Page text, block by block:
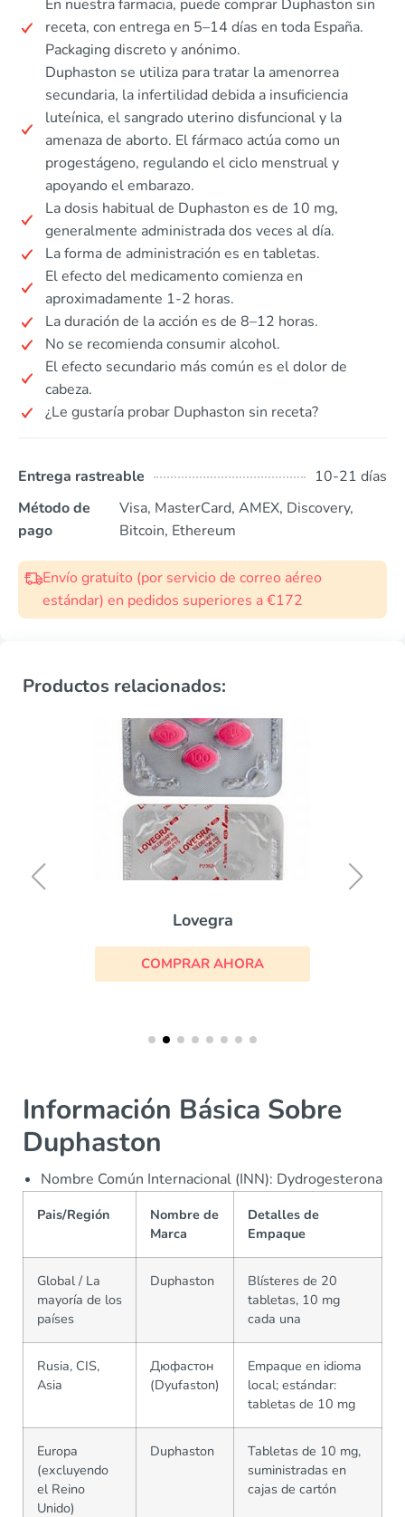
En nuestra farmacia, puede comprar Duphaston sin
receta, con entrega en 5–14 días en toda España.
Packaging discreto y anónimo.
Duphaston se utiliza para tratar la amenorrea
secundaria, la infertilidad debida a insuficiencia
luteínica, el sangrado uterino disfuncional y la
amenaza de aborto. El fármaco actúa como un
progestágeno, regulando el ciclo menstrual y
apoyando el embarazo.
La dosis habitual de Duphaston es de 10 mg,
generalmente administrada dos veces al día.
La forma de administración es en tabletas.
El efecto del medicamento comienza en
aproximadamente 1-2 horas.
La duración de la acción es de 8–12 horas.
No se recomienda consumir alcohol.
El efecto secundario más común es el dolor de
cabeza.
¿Le gustaría probar Duphaston sin receta?
Entrega rastreable
10-21 días
Método de
pago
Visa, MasterCard, AMEX, Discovery,
Bitcoin, Ethereum
Envío gratuito (por servicio de correo aéreo
estándar) en pedidos superiores a €172
Productos relacionados:
Lovegra
COMPRAR AHORA
Información Básica Sobre
Duphaston
Nombre Común Internacional (INN): Dydrogesterona
Pais/Región
Nombre de
Marca
Detalles de
Empaque
Global / La
mayoría de los
países
Duphaston
Blísteres de 20
tabletas, 10 mg
cada una
Rusia, CIS,
Asia
Дюфастон
(Dyufaston)
Empaque en idioma
local; estándar:
tabletas de 10 mg
Europa
(excluyendo
el Reino
Unido)
Duphaston
Tabletas de 10 mg,
suministradas en
cajas de cartón